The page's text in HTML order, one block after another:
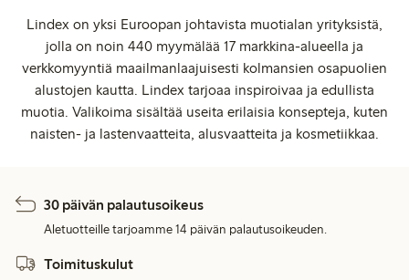
Lindex on yksi Euroopan johtavista muotialan yrityksistä,
jolla on noin 440 myymälää 17 markkina-alueella ja
verkkomyyntiä maailmanlaajuisesti kolmansien osapuolien
alustojen kautta. Lindex tarjoaa inspiroivaa ja edullista
muotia. Valikoima sisältää useita erilaisia konsepteja, kuten
naisten- ja lastenvaatteita, alusvaatteita ja kosmetiikkaa.
30 päivän palautusoikeus
Aletuotteille tarjoamme 14 päivän palautusoikeuden.
Toimituskulut